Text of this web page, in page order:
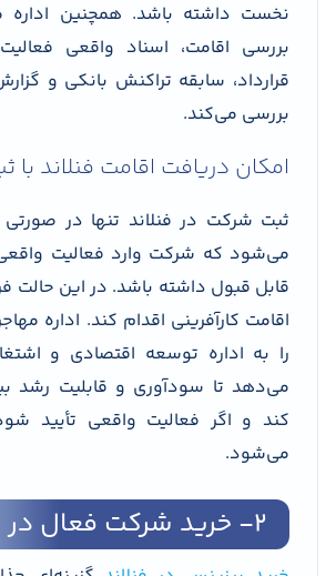
نخست داشته باشد. همچنین اداره
بررسی اقامت، اسناد واقعی فعالیت
قرارداد، سابقه تراکنش بانکی و
بررسی می‌کند.
امکان دریافت اقامت فنلاند
ثبت شرکت در فنلاند تنها در
می‌شود که شرکت وارد فعالیت
قابل قبول داشته باشد. در این حالت
اقامت کارآفرینی اقدام کند. اداره
را به اداره توسعه اقتصادی و
می‌دهد تا سودآوری و قابلیت رشد
کند و اگر فعالیت واقعی تأیید
می‌شود.
۲- خرید شرکت فعال در فنلاند